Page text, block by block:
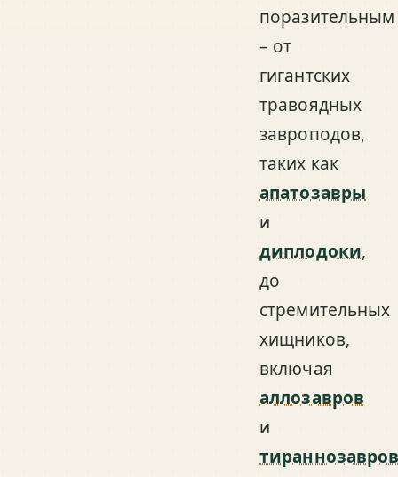
поразительным
– от
гигантских
травоядных
завроподов,
таких как
апатозавры
и
диплодоки,
до
стремительных
хищников,
включая
аллозавров
и